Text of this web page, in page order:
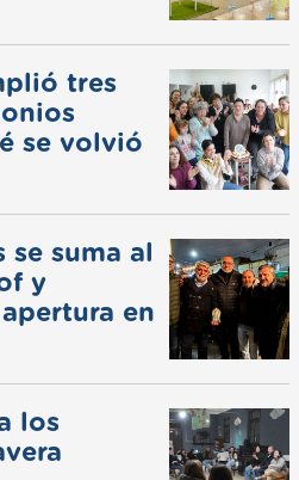
tres
se volvió
se suma al
y
en
los